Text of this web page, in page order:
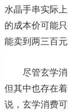
水晶手串实际
的成本价可能
能卖到两三百元
尽管玄学
但其中也存在
说，玄学消费